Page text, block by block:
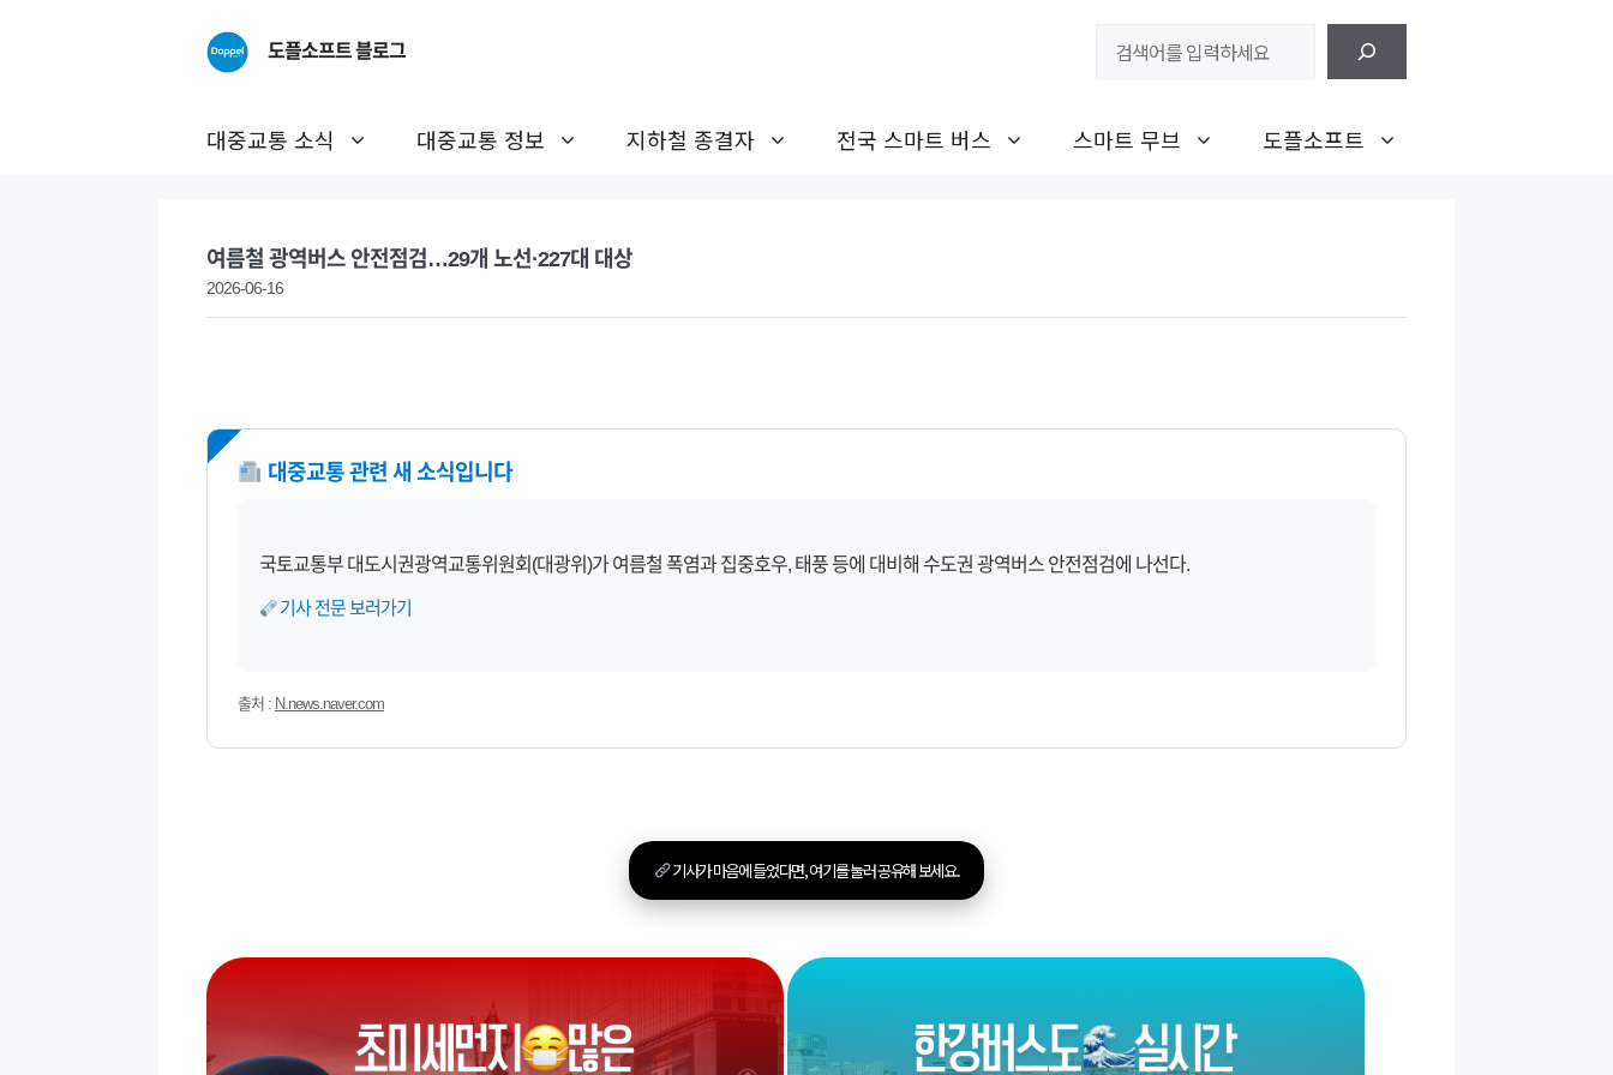
도플소프트 블로그
대중교통 소식 대중교통 정보 지하철 종결자 전국 스마트 버스 스마트 무브 도플소프트
여름철 광역버스 안전점검…29개 노선·227대 대상
2026-06-16
NEW 대중교통 관련 새 소식입니다
국토교통부 대도시권광역교통위원회(대광위)가 여름철 폭염과 집중호우, 태풍 등에 대비해 수도권 광역버스 안전점검에 나선다.
기사 전문 보러가기
출처 : N.news.naver.com
기사가 마음에 들었다면, 여기를 눌러 공유해 보세요.